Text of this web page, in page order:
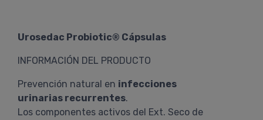
Urosedac Probiotic® Cápsulas
INFORMACIÓN DEL PRODUCTO
Prevención natural en infecciones
urinarias recurrentes.
Los componentes activos del Ext. Seco de